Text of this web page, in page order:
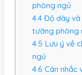
phòng ngủ
4.4Độ dày và
tường phòng
4.5 Lưu ý về
ngủ
4.6 Cân nhắc